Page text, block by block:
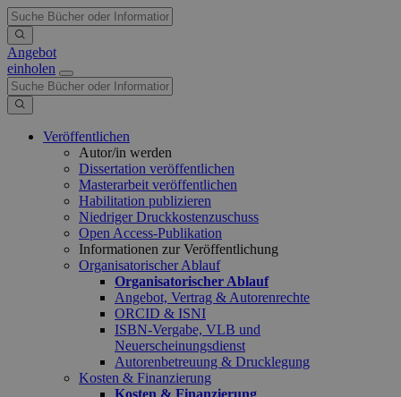
Angebot
einholen
Veröffentlichen
Autor/in werden
Dissertation veröffentlichen
Masterarbeit veröffentlichen
Habilitation publizieren
Niedriger Druckkostenzuschuss
Open Access-Publikation
Informationen zur Veröffentlichung
Organisatorischer Ablauf
Organisatorischer Ablauf
Angebot, Vertrag & Autorenrechte
ORCID & ISNI
ISBN-Vergabe, VLB und
Neuerscheinungsdienst
Autorenbetreuung & Drucklegung
Kosten & Finanzierung
Kosten & Finanzierung